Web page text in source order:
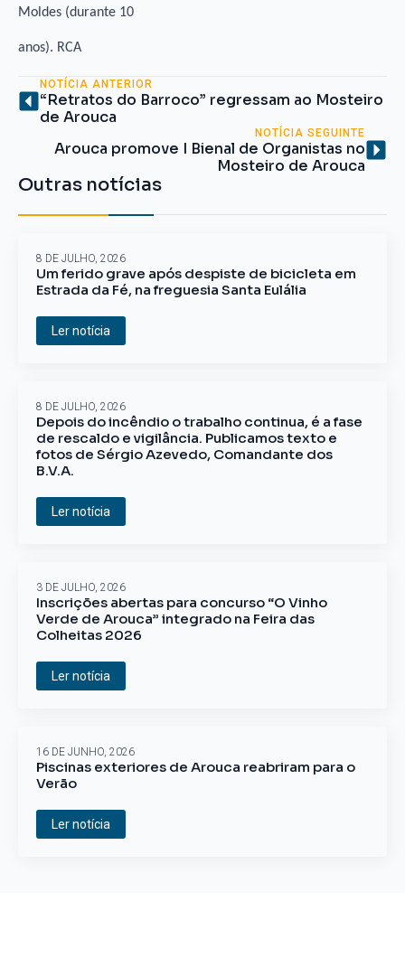
Moldes (durante 10
anos). RCA
NOTÍCIA ANTERIOR
“Retratos do Barroco” regressam ao Mosteiro
de Arouca
NOTÍCIA SEGUINTE
Arouca promove I Bienal de Organistas no
Mosteiro de Arouca
Outras notícias
Um ferido grave após despiste de bicicleta em
Estrada da Fé, na freguesia Santa Eulália
8 DE JULHO, 2026
Ler notícia
Depois do incêndio o trabalho continua, é a fase
de rescaldo e vigilância. Publicamos texto e
fotos de Sérgio Azevedo, Comandante dos
B.V.A.
8 DE JULHO, 2026
Ler notícia
Inscrições abertas para concurso “O Vinho
Verde de Arouca” integrado na Feira das
Colheitas 2026
3 DE JULHO, 2026
Ler notícia
Piscinas exteriores de Arouca reabriram para o
Verão
16 DE JUNHO, 2026
Ler notícia